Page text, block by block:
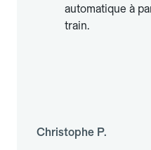
automatique à
train.
Christophe P.